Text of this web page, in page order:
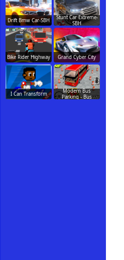
Drift Bmw Car-SBH
Stunt Car Extreme-
SBH
Bike Rider Highway Grand Cyber City
I Can Transform
Modern Bus
Parking - Bus